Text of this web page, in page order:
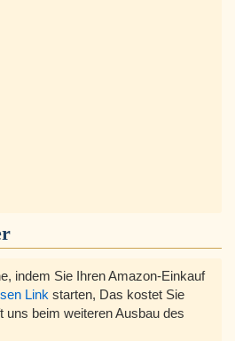
indem Sie Ihren Amazon-Einkauf
Link starten, Das kostet Sie
uns beim weiteren Ausbau des